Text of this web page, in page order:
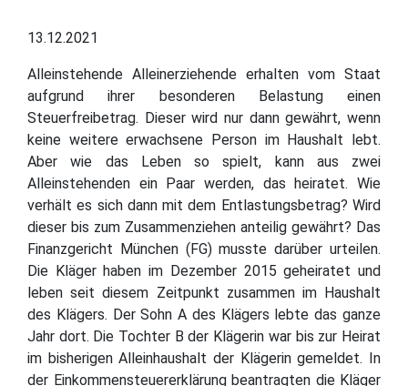
13.12.2021
Alleinstehende Alleinerziehende erhalten vom Staat
aufgrund ihrer besonderen Belastung einen
Steuerfreibetrag. Dieser wird nur dann gewährt, wenn
keine weitere erwachsene Person im Haushalt lebt.
Aber wie das Leben so spielt, kann aus zwei
Alleinstehenden ein Paar werden, das heiratet. Wie
verhält es sich dann mit dem Entlastungsbetrag? Wird
dieser bis zum Zusammenziehen anteilig gewährt? Das
Finanzgericht München (FG) musste darüber urteilen.
Die Kläger haben im Dezember 2015 geheiratet und
leben seit diesem Zeitpunkt zusammen im Haushalt
des Klägers. Der Sohn A des Klägers lebte das ganze
Jahr dort. Die Tochter B der Klägerin war bis zur Heirat
im bisherigen Alleinhaushalt der Klägerin gemeldet. In
der Einkommensteuererklärung beantragten die Kläger